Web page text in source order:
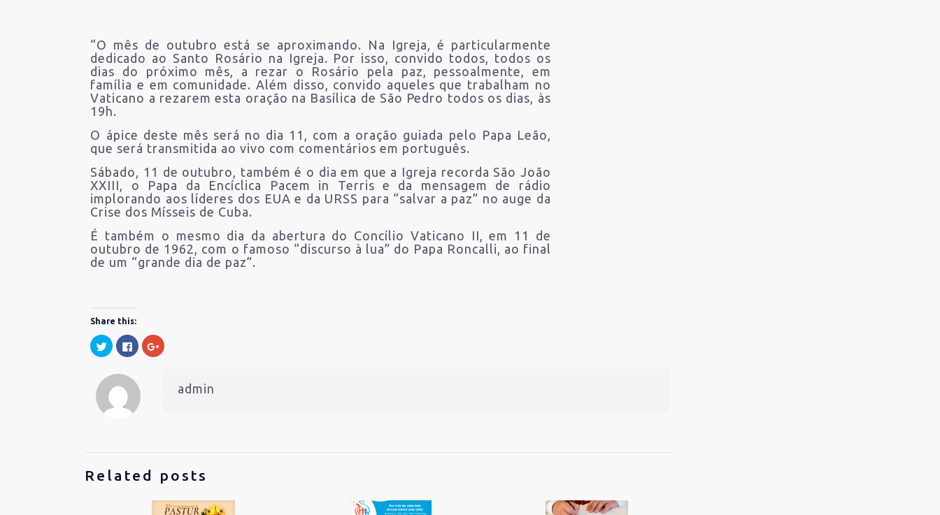
“O mês de outubro está se aproximando. Na Igreja, é particularmente
dedicado ao Santo Rosário na Igreja. Por isso, convido todos, todos os
dias do próximo mês, a rezar o Rosário pela paz, pessoalmente, em
família e em comunidade. Além disso, convido aqueles que trabalham no
Vaticano a rezarem esta oração na Basílica de São Pedro todos os dias, às
19h.
O ápice deste mês será no dia 11, com a oração guiada pelo Papa Leão,
que será transmitida ao vivo com comentários em português.
Sábado, 11 de outubro, também é o dia em que a Igreja recorda São João
XXIII, o Papa da Encíclica Pacem in Terris e da mensagem de rádio
implorando aos líderes dos EUA e da URSS para “salvar a paz” no auge da
Crise dos Mísseis de Cuba.
É também o mesmo dia da abertura do Concílio Vaticano II, em 11 de
outubro de 1962, com o famoso “discurso à lua” do Papa Roncalli, ao final
de um “grande dia de paz”.
Share this:
Clique
para
compartilhar
Twitter(abre
em
nova
janela)
Clique
para
compartilhar
em
nova
janela)
Compartilhe
no
janela)admin
Related posts